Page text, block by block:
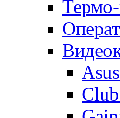
Термо-
Asus